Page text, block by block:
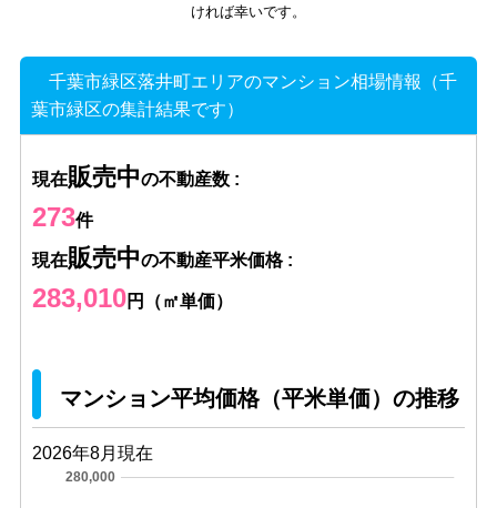
ければ幸いです。
千葉市緑区落井町エリアのマンション相場情報（千
葉市緑区の集計結果です）
現在販売中の不動産数 :
273件
現在販売中の不動産平米価格 :
283,010円（㎡単価）
マンション平均価格（平米単価）の推移
2026年8月現在
280,000